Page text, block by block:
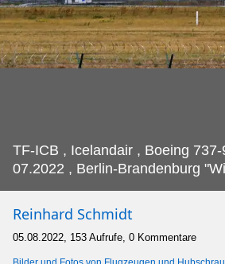
TF-ICB , Icelandair , Boeing
07.2022 , Berlin-Brandenburg
Reinhard Schmidt
05.08.2022, 153 Aufrufe, 0 Kommentare